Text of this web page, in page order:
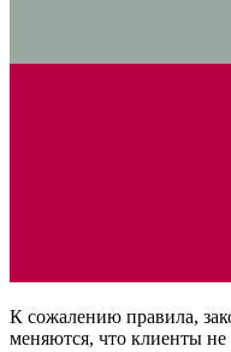
К сожалению правила,
меняются, что клиенты не